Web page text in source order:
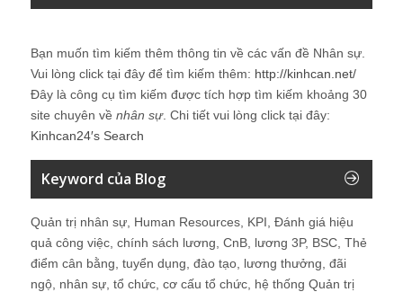
Bạn muốn tìm kiếm thêm thông tin về các vấn đề Nhân sự
Vui lòng click tại đây để tìm kiếm thêm: http://kinhcan.net/
Đây là công cụ tìm kiếm được tích hợp tìm kiếm khoảng 30
site chuyên về nhân sự. Chi tiết vui lòng click tại đây:
Kinhcan24′s Search
Keyword của Blog
Quản trị nhân sự, Human Resources, KPI, Đánh giá hiệu
quả công việc, chính sách lương, CnB, lương 3P, BSC, Thẻ
điểm cân bằng, tuyển dụng, đào tạo, lương thưởng, đãi
ngộ, nhân sự, tổ chức, cơ cấu tổ chức, hệ thống Quản trị